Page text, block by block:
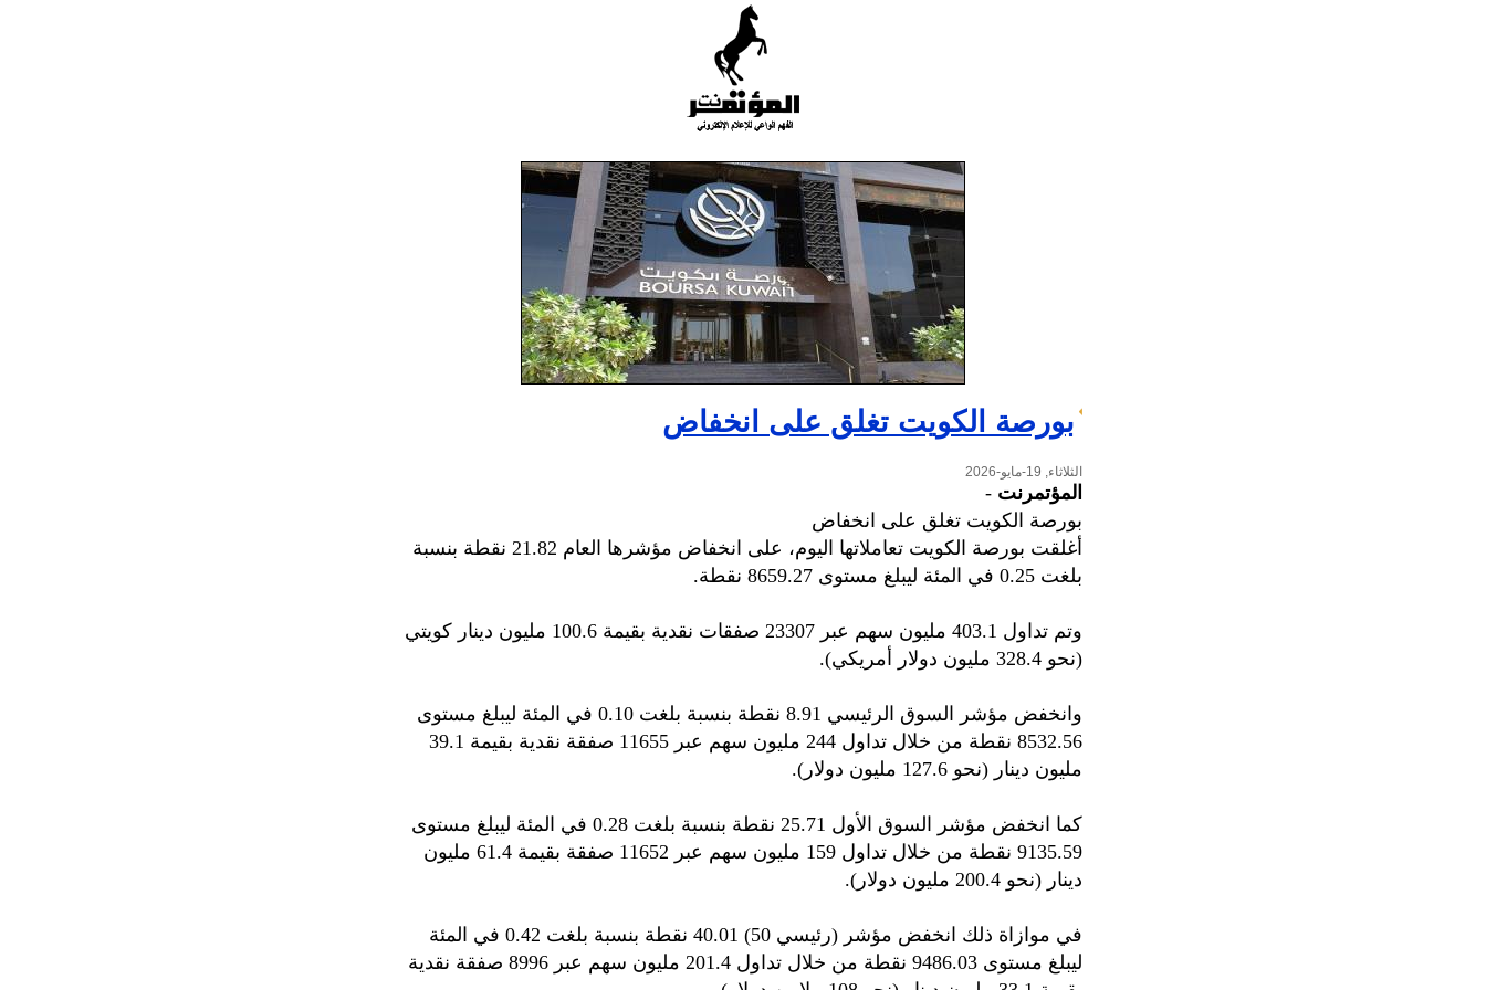
بورصة الكويت تغلق على انخفاض
الثلاثاء, 19-مايو-2026
المؤتمرنت -
بورصة الكويت تغلق على انخفاض
أغلقت بورصة الكويت تعاملاتها اليوم، على انخفاض مؤشرها العام 21.82 نقطة بنسبة
بلغت 0.25 في المئة ليبلغ مستوى 8659.27 نقطة.
وتم تداول 403.1 مليون سهم عبر 23307 صفقات نقدية بقيمة 100.6 مليون دينار كويتي
(نحو 328.4 مليون دولار أمريكي).
وانخفض مؤشر السوق الرئيسي 8.91 نقطة بنسبة بلغت 0.10 في المئة ليبلغ مستوى
8532.56 نقطة من خلال تداول 244 مليون سهم عبر 11655 صفقة نقدية بقيمة 39.1
مليون دينار (نحو 127.6 مليون دولار).
كما انخفض مؤشر السوق الأول 25.71 نقطة بنسبة بلغت 0.28 في المئة ليبلغ مستوى
9135.59 نقطة من خلال تداول 159 مليون سهم عبر 11652 صفقة بقيمة 61.4 مليون
دينار (نحو 200.4 مليون دولار).
في موازاة ذلك انخفض مؤشر (رئيسي 50) 40.01 نقطة بنسبة بلغت 0.42 في المئة
ليبلغ مستوى 9486.03 نقطة من خلال تداول 201.4 مليون سهم عبر 8996 صفقة نقدية